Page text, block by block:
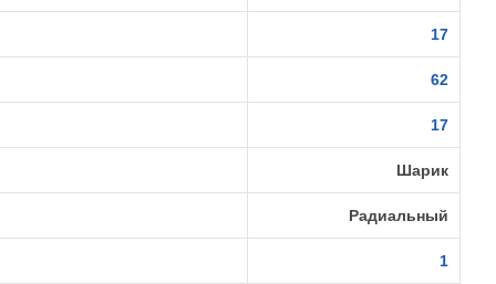
17
62
17
Шарик
Радиальный
1